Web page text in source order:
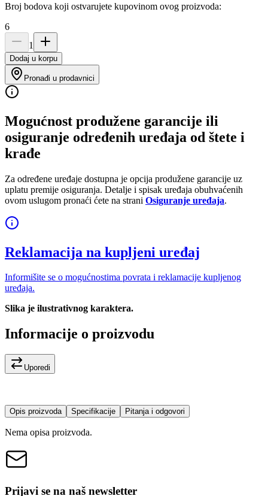
Broj bodova koji ostvarujete kupovinom ovog proizvoda:
6
1
Dodaj u korpu
Pronađi u prodavnici
Mogućnost produžene garancije ili
osiguranje određenih uređaja od štete i
krađe
Za određene uređaje dostupna je opcija produžene garancije uz
uplatu premije osiguranja. Detalje i spisak uređaja obuhvaćenih
ovom uslugom pronaći ćete na strani Osiguranje uređaja.
Reklamacija na kupljeni uređaj
Informišite se o mogućnostima povrata i reklamacije kupljenog
uređaja.
Slika je ilustrativnog karaktera.
Informacije o proizvodu
Uporedi
Opis proizvoda Specifikacije Pitanja i odgovori
Nema opisa proizvoda.
Prijavi se na naš newsletter